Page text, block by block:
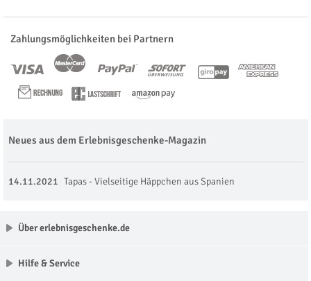
Zahlungsmöglichkeiten bei Partnern
Neues aus dem Erlebnisgeschenke-Magazin
14.11.2021 Tapas - Vielseitige Häppchen aus Spanien
Über erlebnisgeschenke.de
Hilfe & Service